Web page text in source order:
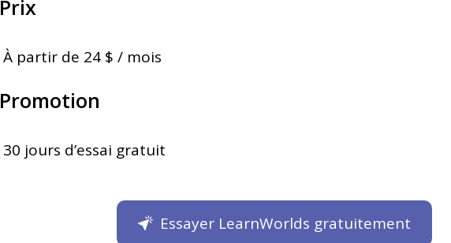
Prix
À partir de 24 $ / mois
Promotion
30 jours d’essai gratuit
Essayer LearnWorlds gratuitement